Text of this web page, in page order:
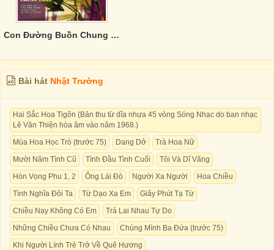
Con Đường Buồn Chung Thân
Bài hát Nhật Trường
Hai Sắc Hoa Tigôn (Bản thu từ dĩa nhựa 45 vòng Sóng Nhạc do ban nhạc
Lê Văn Thiện hòa âm vào năm 1968.)
Mùa Hoa Học Trò (trước 75)
Dang Dở
Trà Hoa Nữ
Mười Năm Tình Cũ
Tình Đầu Tình Cuối
Tôi Và Dĩ Vãng
Hòn Vọng Phu 1, 2
Ông Lái Đò Người Xa Người
Hoa Chiều
Tình Nghĩa Đôi Ta
Từ Dạo Xa Em
Giây Phút Tạ Từ
Chiều Nay Không Có Em
Trả Lai Nhau Tự Do
Những Chiều Chưa Có Nhau
Chúng Mình Ba Đứa (trước 75)
Khi Người Lính Trẻ Trở Về Quê Hương